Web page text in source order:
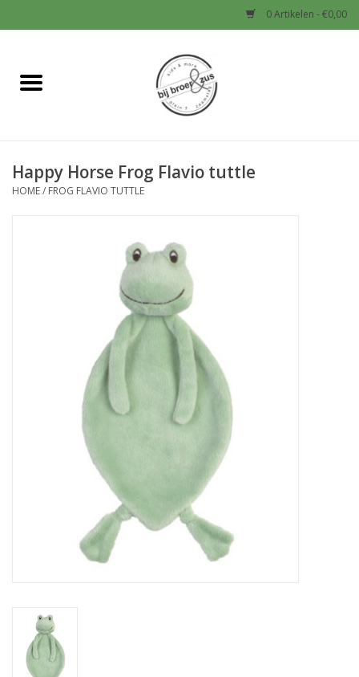
0 Artikelen - €0,00
Home
Baby
Schoenen en Tassen
Cadeaubonnen
Happy Horse Frog Flavio tuttle
HOME/ FROG FLAVIO TUTTLE